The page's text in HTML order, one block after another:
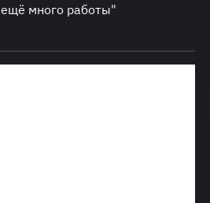
ещё много работы"